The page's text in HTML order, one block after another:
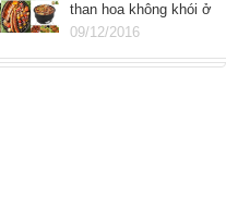
than hoa không khói ở
Hà Nội
09/12/2016